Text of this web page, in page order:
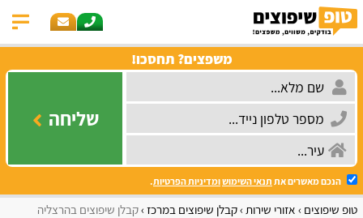
משפצים? תחסכו!
שליחה
הנכם מאשרים את תנאי השימושומדיניות הפרטיות.
טופ שיפוצים אזורי שירות קבלן שיפוצים במרכז קבלן שיפוצים בהרצליה